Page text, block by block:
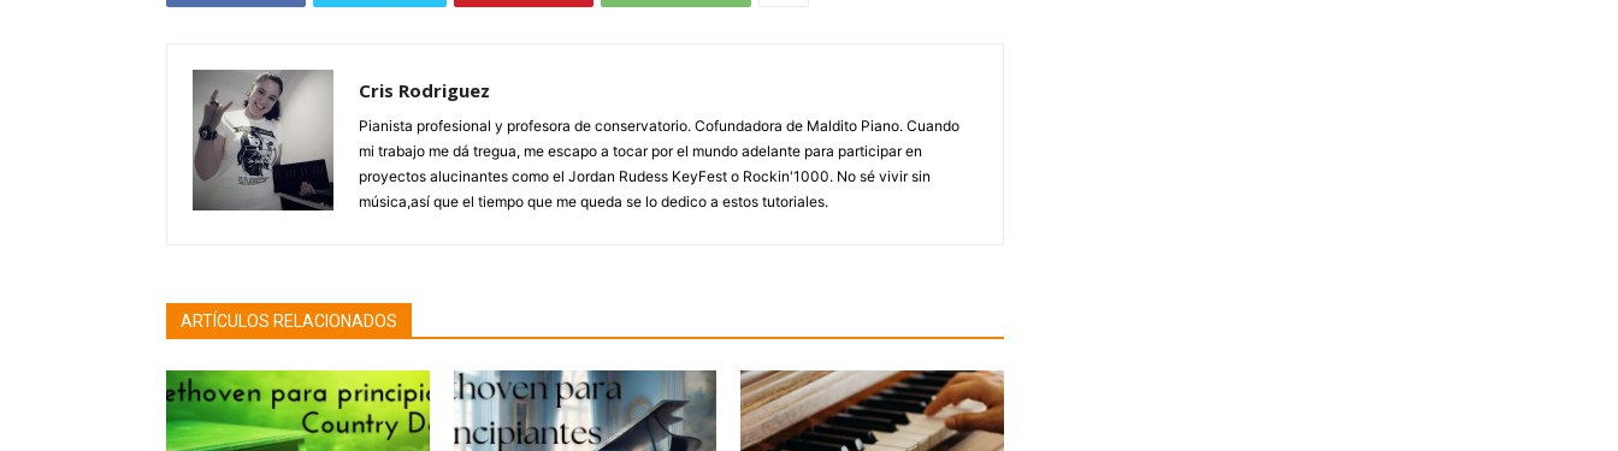
Cris Rodriguez
Pianista profesional y profesora de conservatorio. Cofundadora de Maldito Piano. Cuando
mi trabajo me dá tregua, me escapo a tocar por el mundo adelante para participar en
proyectos alucinantes como el Jordan Rudess KeyFest o Rockin'1000. No sé vivir sin
música,así que el tiempo que me queda se lo dedico a estos tutoriales.
ARTÍCULOS RELACIONADOS